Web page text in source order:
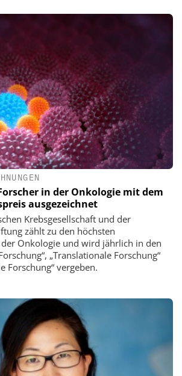
in der Onkologie mit dem
ausgezeichnet
Krebsgesellschaft und der
zählt zu den höchsten
Onkologie und wird jährlich in den
„Translationale Forschung“
Forschung“ vergeben.